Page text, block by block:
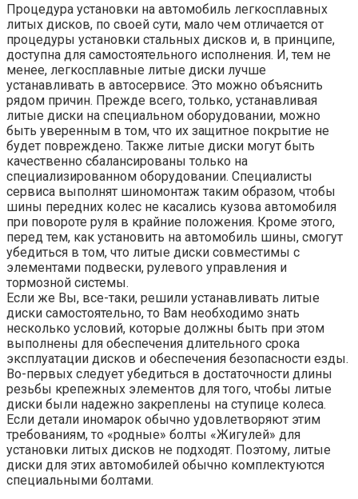
Процедура установки на автомобиль легкосплавных
литых дисков, по своей сути, мало чем отличается от
процедуры установки стальных дисков и, в принципе,
доступна для самостоятельного исполнения. И, тем не
менее, легкосплавные литые диски лучше
устанавливать в автосервисе. Это можно объяснить
рядом причин. Прежде всего, только, устанавливая
литые диски на специальном оборудовании, можно
быть уверенным в том, что их защитное покрытие не
будет повреждено. Также литые диски могут быть
качественно сбалансированы только на
специализированном оборудовании. Специалисты
сервиса выполнят шиномонтаж таким образом, чтобы
шины передних колес не касались кузова автомобиля
при повороте руля в крайние положения. Кроме этого,
перед тем, как установить на автомобиль шины, смогут
убедиться в том, что литые диски совместимы с
элементами подвески, рулевого управления и
тормозной системы.
Если же Вы, все-таки, решили устанавливать литые
диски самостоятельно, то Вам необходимо знать
несколько условий, которые должны быть при этом
выполнены для обеспечения длительного срока
эксплуатации дисков и обеспечения безопасности езды.
Во-первых следует убедиться в достаточности длины
резьбы крепежных элементов для того, чтобы литые
диски были надежно закреплены на ступице колеса.
Если детали иномарок обычно удовлетворяют этим
требованиям, то «родные» болты «Жигулей» для
установки литых дисков не подходят. Поэтому, литые
диски для этих автомобилей обычно комплектуются
специальными болтами.